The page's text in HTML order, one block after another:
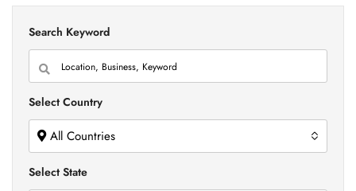
Search Keyword
Select Country
All Countries
Select State